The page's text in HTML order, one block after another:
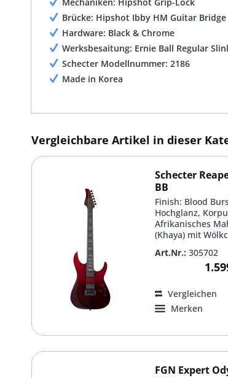
Brücke: Hipshot Ibby HM Guitar Bridge
Hardware: Black & Chrome
Werksbesaitung: Ernie Ball Regular
Schecter Modellnummer: 2186
Made in Korea
Vergleichbare Artikel in dieser
Schecter
BB
Finish: Blood
Hochglanz,
Afrikanisches
(Khaya) mit
Ahorn ('Quilted
Decke /...
Art.Nr.: 305702
Vergleichen
Merken
FGN Expert